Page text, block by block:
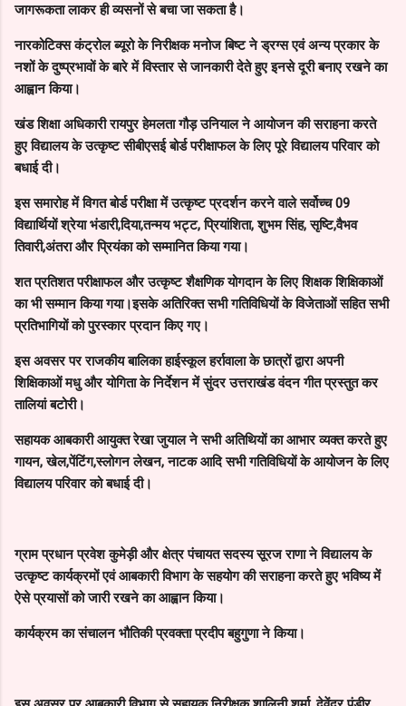
जागरूकता लाकर ही व्यसनों से बचा जा सकता है।
नारकोटिक्स कंट्रोल ब्यूरो के निरीक्षक मनोज बिष्ट ने ड्रग्स एवं अन्य प्रकार के
नशों के दुष्प्रभावों के बारे में विस्तार से जानकारी देते हुए इनसे दूरी बनाए रखने का
आह्वान किया।
खंड शिक्षा अधिकारी रायपुर हेमलता गौड़ उनियाल ने आयोजन की सराहना करते
हुए विद्यालय के उत्कृष्ट सीबीएसई बोर्ड परीक्षाफल के लिए पूरे विद्यालय परिवार को
बधाई दी।
इस समारोह में विगत बोर्ड परीक्षा में उत्कृष्ट प्रदर्शन करने वाले सर्वोच्च 09
विद्यार्थियों श्रेया भंडारी,दिया,तन्मय भट्ट, प्रियांशिता, शुभम सिंह, सृष्टि,वैभव
तिवारी,अंतरा और प्रियंका को सम्मानित किया गया।
शत प्रतिशत परीक्षाफल और उत्कृष्ट शैक्षणिक योगदान के लिए शिक्षक शिक्षिकाओं
का भी सम्मान किया गया।इसके अतिरिक्त सभी गतिविधियों के विजेताओं सहित सभी
प्रतिभागियों को पुरस्कार प्रदान किए गए।
इस अवसर पर राजकीय बालिका हाईस्कूल हर्रावाला के छात्रों द्वारा अपनी
शिक्षिकाओं मधु और योगिता के निर्देशन में सुंदर उत्तराखंड वंदन गीत प्रस्तुत कर
तालियां बटोरी।
सहायक आबकारी आयुक्त रेखा जुयाल ने सभी अतिथियों का आभार व्यक्त करते हुए
गायन, खेल,पेंटिंग,स्लोगन लेखन, नाटक आदि सभी गतिविधियों के आयोजन के लिए
विद्यालय परिवार को बधाई दी।
ग्राम प्रधान प्रवेश कुमेड़ी और क्षेत्र पंचायत सदस्य सूरज राणा ने विद्यालय के
उत्कृष्ट कार्यक्रमों एवं आबकारी विभाग के सहयोग की सराहना करते हुए भविष्य में
ऐसे प्रयासों को जारी रखने का आह्वान किया।
कार्यक्रम का संचालन भौतिकी प्रवक्ता प्रदीप बहुगुणा ने किया।